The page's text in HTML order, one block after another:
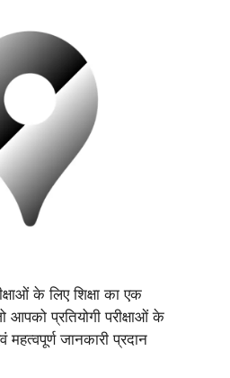
के लिए शिक्षा का एक
प्रतियोगी परीक्षाओं के
महत्वपूर्ण जानकारी प्रदान